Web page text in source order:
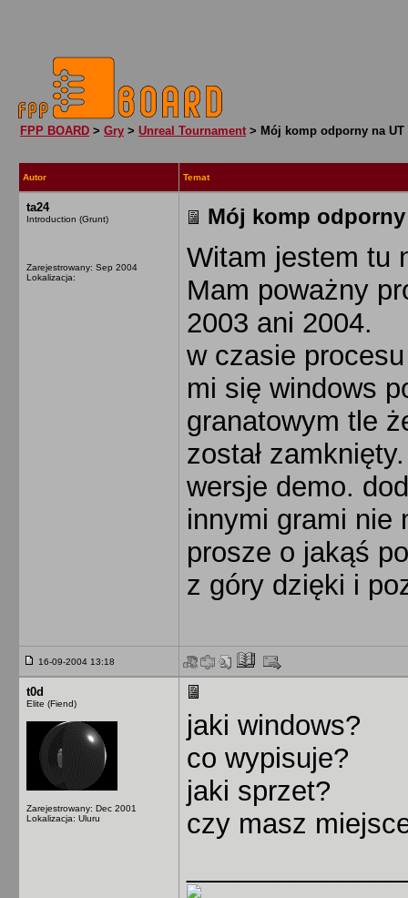
FPP BOARD > Gry > Unreal Tournament > Mój komp odporny na UT
Autor Temat
ta24
Introduction (Grunt)
Zarejestrowany: Sep 2004
Lokalizacja:
Mój komp odporny
Witam jestem tu
Mam poważny
2003 ani 2004.
w czasie
mi się windows
granatowym tle
został
wersje demo.
innymi grami nie
prosze o jakąś
z góry dzięki i
16-09-2004 13:18
t0d
Elite (Fiend)
Zarejestrowany: Dec 2001
Lokalizacja: Uluru
jaki windows?
co wypisuje?
jaki sprzet?
czy masz